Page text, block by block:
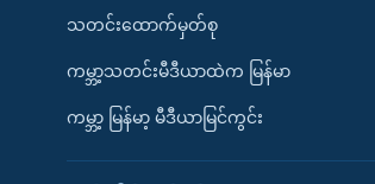
သတင်းထောက်မှတ်စု
ကမ္ဘာ့သတင်းမီဒီယာထဲက မြန်မာ
ကမ္ဘာ့ မြန်မာ့ မီဒီယာမြင်ကွင်း